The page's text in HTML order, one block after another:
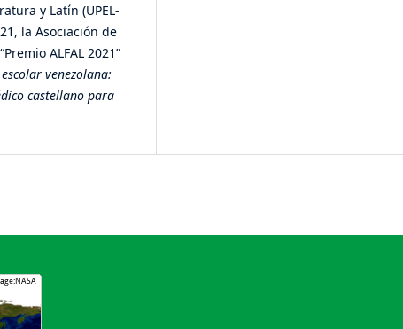
y Latín (UPEL-
la Asociación de
ALFAL 2021”
venezolana:
castellano para